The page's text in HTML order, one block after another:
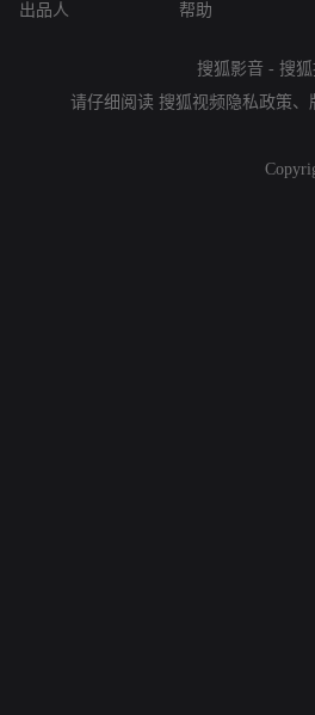
出品人
帮助
搜狐影音 - 搜
请仔细阅读 搜狐视频隐私政策、